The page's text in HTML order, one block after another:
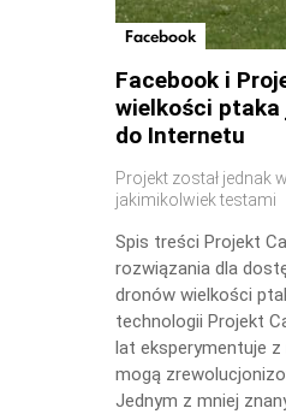
Facebook
Facebook i
wielkości ptaka
do Internetu
Projekt został jednak
jakimikolwiek testami
Spis treści Projekt
rozwiązania dla
dronów wielkości
technologii Projekt
lat eksperymentuje
mogą
Jednym z mniej